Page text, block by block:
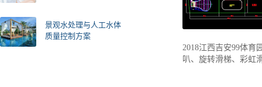
景观水处理与人工水体
质量控制方案
2018江西吉安99体育
叭、旋转滑梯、彩虹